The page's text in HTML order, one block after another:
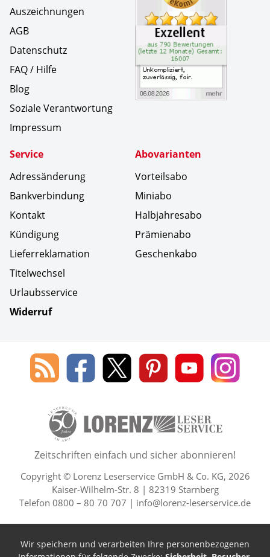
Auszeichnungen
AGB
Datenschutz
FAQ / Hilfe
Blog
Soziale Verantwortung
Impressum
Service
Adressänderung
Bankverbindung
Kontakt
Kündigung
Lieferreklamation
Titelwechsel
Urlaubsservice
Widerruf
Abovarianten
Vorteilsabo
Miniabo
Halbjahresabo
Prämienabo
Geschenkabo
Social Media
Blog
des
Leserservice
Lorenz
Leserservice
Lorenz
Leserservice
Lorenz
Leserservice
Lorenz
Leserservice
Lorenz
50 Lesefreude im Abo Jahre
Zeitschriften einfach und sicher abonnieren!
Copyright © Lorenz Leserservice GmbH & Co. KG, 2026
Kaiser-Wilhelm-Str. 8 | 82319 Starnberg
Telefon 0800 – 80 70 707 | info@lorenz-leserservice.de
Wir speichern und verarbeiten Ihre personenbezogenen